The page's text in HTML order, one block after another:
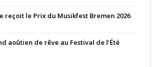
reçoit le Prix du Musikfest Bremen 2026
aoûtien de rêve au Festival de l’Été